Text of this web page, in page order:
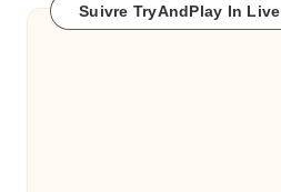
Suivre TryAndPlay In Live